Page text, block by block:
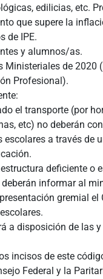
edilicias, etc.
que supere la
de IPE.
y alumnos/as.
Ministeriales de 2020
Profesional).
el transporte (por
etc) no deberán
a través de
deficiente o
informar al
gremial
a disposición de las
incisos de este
Federal y la